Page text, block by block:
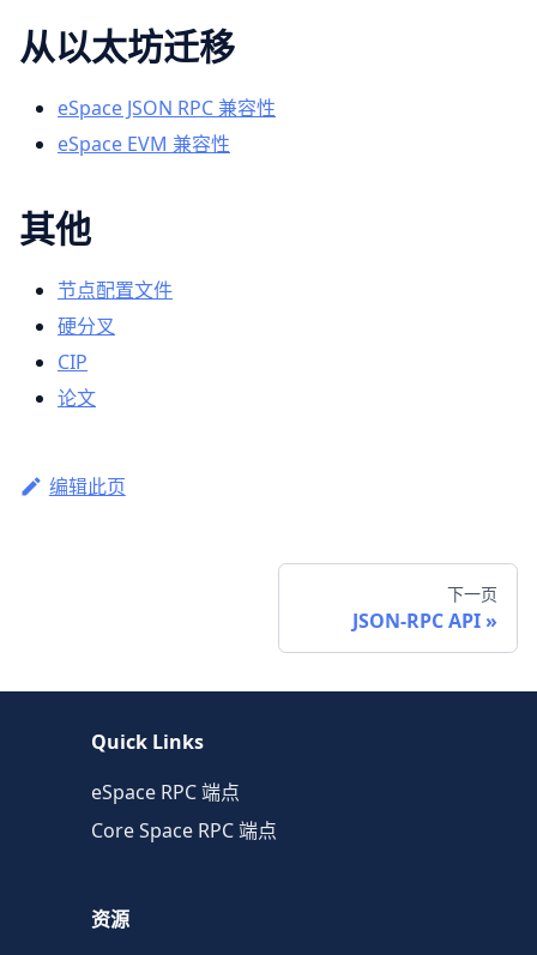
从以太坊迁移
eSpace JSON RPC 兼容性
eSpace EVM 兼容性
其他
节点配置文件
硬分叉
CIP
论文
编辑此页
下一页
JSON-RPC API
Quick Links
eSpace RPC 端点
Core Space RPC 端点
资源